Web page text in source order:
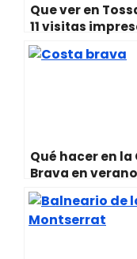
Que ver en
11 visitas
Qué hacer en la
Brava en verano